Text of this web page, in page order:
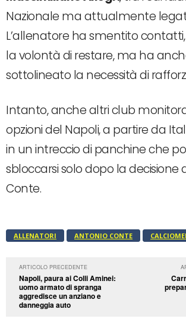
Nazionale ma attualmente
L’allenatore ha smentito
la volontà di restare, ma ha
sottolineato la necessità di
Intanto, anche altri club
opzioni del Napoli, a partire da
in un intreccio di panchine che
sbloccarsi solo dopo la decisione
Conte.
ALLENATORI ANTONIO CONTE
ARTICOLO PRECEDENTE
Napoli, paura ai Colli Aminei:
uomo armato di spranga
aggredisce un anziano e
danneggia auto